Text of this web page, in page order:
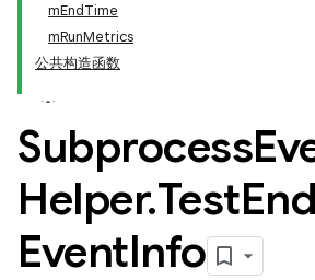
mEndTime
mRunMetrics
公共构造函数
Subprocess
Helper.Test
EventInfo